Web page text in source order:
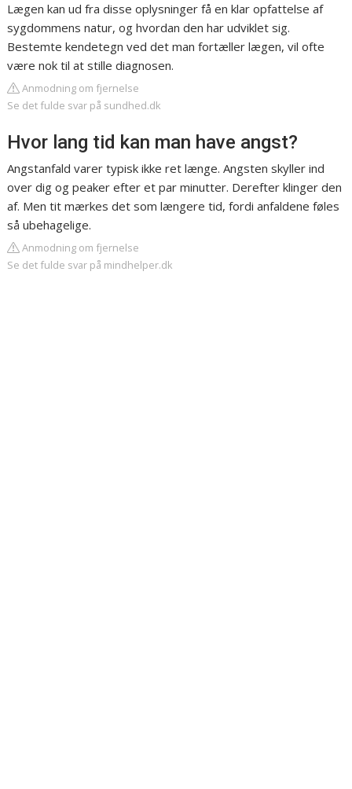
Lægen kan ud fra disse oplysninger få en klar opfattelse af
sygdommens natur, og hvordan den har udviklet sig.
Bestemte kendetegn ved det man fortæller lægen, vil ofte
være nok til at stille diagnosen.
Anmodning om fjernelse
Se det fulde svar på sundhed.dk
Hvor lang tid kan man have angst?
Angstanfald varer typisk ikke ret længe. Angsten skyller ind
over dig og peaker efter et par minutter. Derefter klinger den
af. Men tit mærkes det som længere tid, fordi anfaldene føles
så ubehagelige.
Anmodning om fjernelse
Se det fulde svar på mindhelper.dk